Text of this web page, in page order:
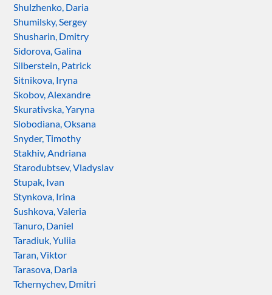
Shulzhenko, Daria
Shumilsky, Sergey
Shusharin, Dmitry
Sidorova, Galina
Silberstein, Patrick
Sitnikova, Iryna
Skobov, Alexandre
Skurativska, Yaryna
Slobodiana, Oksana
Snyder, Timothy
Stakhiv, Andriana
Starodubtsev, Vladyslav
Stupak, Ivan
Stynkova, Irina
Sushkova, Valeria
Tanuro, Daniel
Taradiuk, Yuliia
Taran, Viktor
Tarasova, Daria
Tchernychev, Dmitri